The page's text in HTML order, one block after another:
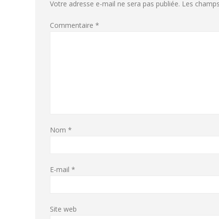
Votre adresse e-mail ne sera pas publiée. Les
Commentaire *
Nom *
E-mail *
Site web